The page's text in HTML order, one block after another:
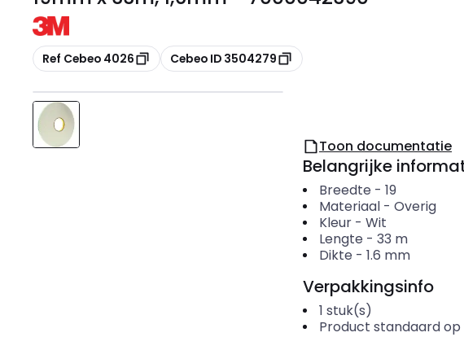
Kopiëren
Ref Cebeo 4026 Kopiëren
Cebeo ID 3504279
Toon documentatie
Belangrijke
Breedte - 19
Materiaal- Overig
Kleur- Wit
Lengte - 33 m
Dikte - 1.6 mm
Verpakkingsinfo
1 stuk(s)
Product standaard